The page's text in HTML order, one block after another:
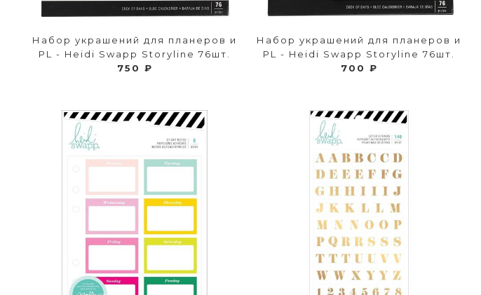
Набор украшений для планеров и
PL - Heidi Swapp Storyline 76шт.
750 ₽
Набор украшений для планеров и
PL - Heidi Swapp Storyline 76шт.
700 ₽